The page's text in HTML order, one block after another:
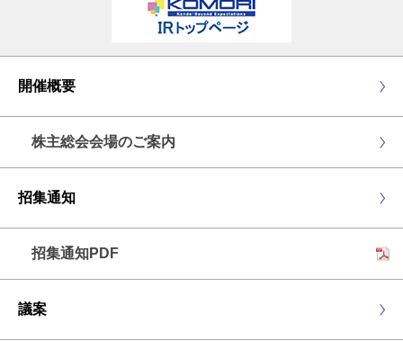
開催概要
株主総会会場のご案内
招集通知
招集通知PDF
議案